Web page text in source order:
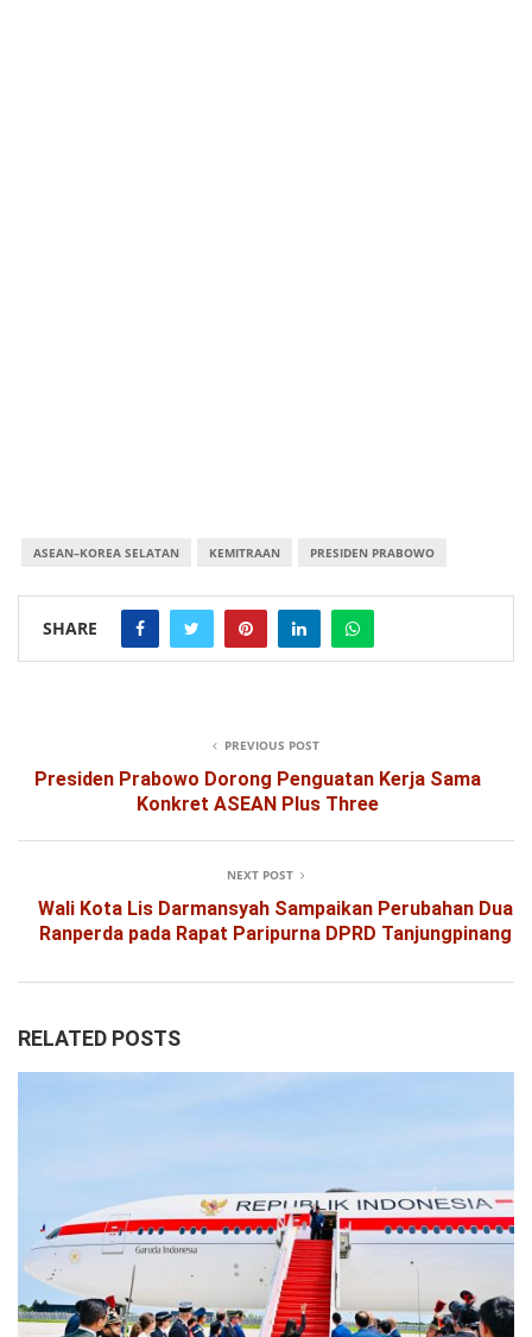
ASEAN–KOREA SELATAN KEMITRAAN PRESIDEN PRABOWO
SHARE
PREVIOUS POST
Presiden Prabowo Dorong Penguatan Kerja Sama
Konkret ASEAN Plus Three
NEXT POST
Wali Kota Lis Darmansyah Sampaikan Perubahan Dua
Ranperda pada Rapat Paripurna DPRD Tanjungpinang
RELATED POSTS